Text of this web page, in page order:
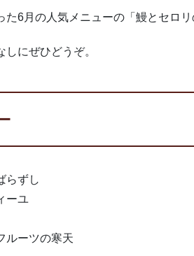
6月の人気メニューの「鰻とセロリ
にぜひどうぞ。
らずし
ーユ
ルーツの寒天